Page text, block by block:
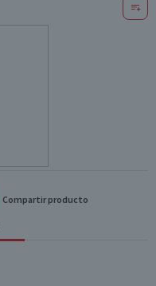
Compartir producto